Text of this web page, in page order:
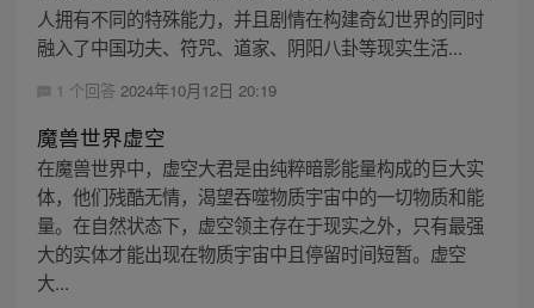
人拥有不同的特殊能力，并且剧情在构建奇幻世界的同时
融入了中国功夫、符咒、道家、阴阳八卦等现实生活...
1 个回答 2024年10月12日 20:19
魔兽世界虚空
在魔兽世界中，虚空大君是由纯粹暗影能量构成的巨大实
体，他们残酷无情，渴望吞噬物质宇宙中的一切物质和能
量。在自然状态下，虚空领主存在于现实之外，只有最强
大的实体才能出现在物质宇宙中且停留时间短暂。虚空
大...